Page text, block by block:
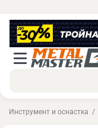
Инструмент и оснастка